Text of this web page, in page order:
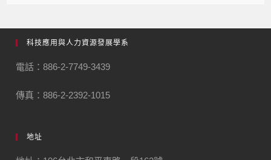
科技應用與人力資源發展學系
電話：886-2-7749-3439
傳真：886-2-2392-1015
地址